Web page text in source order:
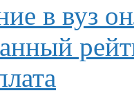
в вуз